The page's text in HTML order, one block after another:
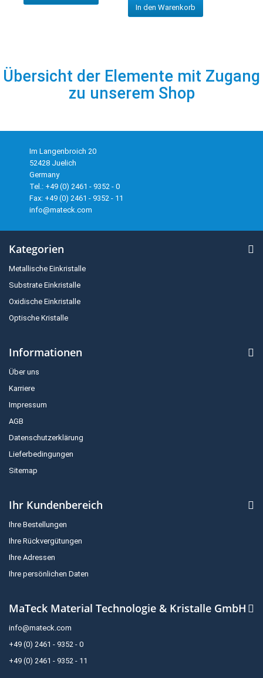
In den Warenkorb
Übersicht der Elemente mit Zugang
zu unserem Shop
Im Langenbroich 20
52428 Juelich
Germany
Tel.: +49 (0) 2461 - 9352 - 0
Fax: +49 (0) 2461 - 9352 - 11
info@mateck.com
Kategorien
Metallische Einkristalle
Substrate Einkristalle
Oxidische Einkristalle
Optische Kristalle
Informationen
Über uns
Karriere
Impressum
AGB
Datenschutzerklärung
Lieferbedingungen
Sitemap
Ihr Kundenbereich
Ihre Bestellungen
Ihre Rückvergütungen
Ihre Adressen
Ihre persönlichen Daten
MaTeck Material Technologie & Kristalle GmbH
info@mateck.com
+49 (0) 2461 - 9352 - 0
+49 (0) 2461 - 9352 - 11